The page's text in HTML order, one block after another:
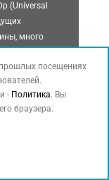
(Universal
много
стали
ресурса.
посещениях
- Политика. Вы
браузера.